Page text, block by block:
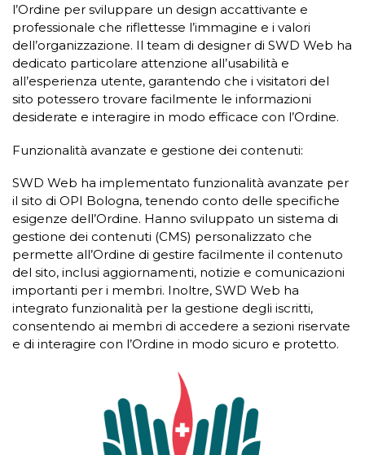
l’Ordine per sviluppare un design accattivante e
professionale che riflettesse l’immagine e i valori
dell’organizzazione. Il team di designer di SWD Web ha
dedicato particolare attenzione all’usabilità e
all’esperienza utente, garantendo che i visitatori del
sito potessero trovare facilmente le informazioni
desiderate e interagire in modo efficace con l’Ordine.
Funzionalità avanzate e gestione dei contenuti:
SWD Web ha implementato funzionalità avanzate per
il sito di OPI Bologna, tenendo conto delle specifiche
esigenze dell’Ordine. Hanno sviluppato un sistema di
gestione dei contenuti (CMS) personalizzato che
permette all’Ordine di gestire facilmente il contenuto
del sito, inclusi aggiornamenti, notizie e comunicazioni
importanti per i membri. Inoltre, SWD Web ha
integrato funzionalità per la gestione degli iscritti,
consentendo ai membri di accedere a sezioni riservate
e di interagire con l’Ordine in modo sicuro e protetto.